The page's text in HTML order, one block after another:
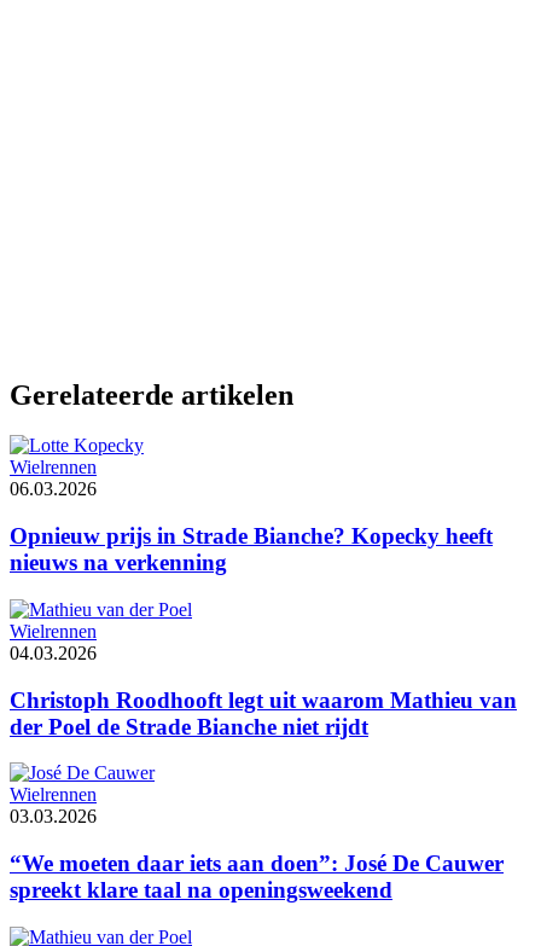
Gerelateerde artikelen
Wielrennen
06.03.2026
Opnieuw prijs in Strade Bianche? Kopecky heeft
nieuws na verkenning
Wielrennen
04.03.2026
Christoph Roodhooft legt uit waarom Mathieu van
der Poel de Strade Bianche niet rijdt
Wielrennen
03.03.2026
“We moeten daar iets aan doen”: José De Cauwer
spreekt klare taal na openingsweekend